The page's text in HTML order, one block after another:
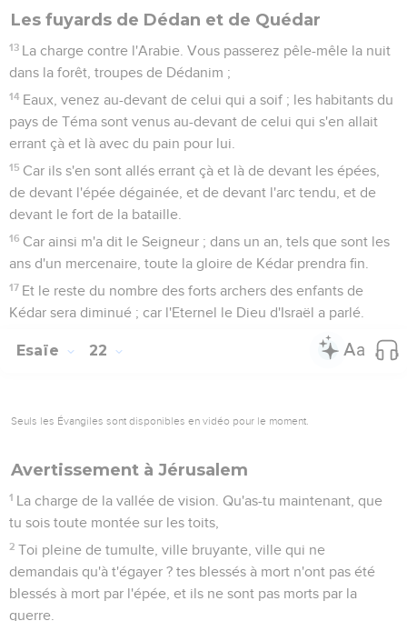
Les fuyards de Dédan et de Quédar
13 La charge contre l'Arabie. Vous passerez pêle-mêle la nuit
dans la forêt, troupes de Dédanim ;
14 Eaux, venez au-devant de celui qui a soif ; les habitants du
pays de Téma sont venus au-devant de celui qui s'en allait
errant çà et là avec du pain pour lui.
15 Car ils s'en sont allés errant çà et là de devant les épées,
de devant l'épée dégainée, et de devant l'arc tendu, et de
devant le fort de la bataille.
16 Car ainsi m'a dit le Seigneur ; dans un an, tels que sont les
ans d'un mercenaire, toute la gloire de Kédar prendra fin.
17 Et le reste du nombre des forts archers des enfants de
Kédar sera diminué ; car l'Eternel le Dieu d'Israël a parlé.
Esaïe 22
Seuls les Évangiles sont disponibles en vidéo pour le moment.
Avertissement à Jérusalem
1 La charge de la vallée de vision. Qu'as-tu maintenant, que
tu sois toute montée sur les toits,
2 Toi pleine de tumulte, ville bruyante, ville qui ne
demandais qu'à t'égayer ? tes blessés à mort n'ont pas été
blessés à mort par l'épée, et ils ne sont pas morts par la
guerre.